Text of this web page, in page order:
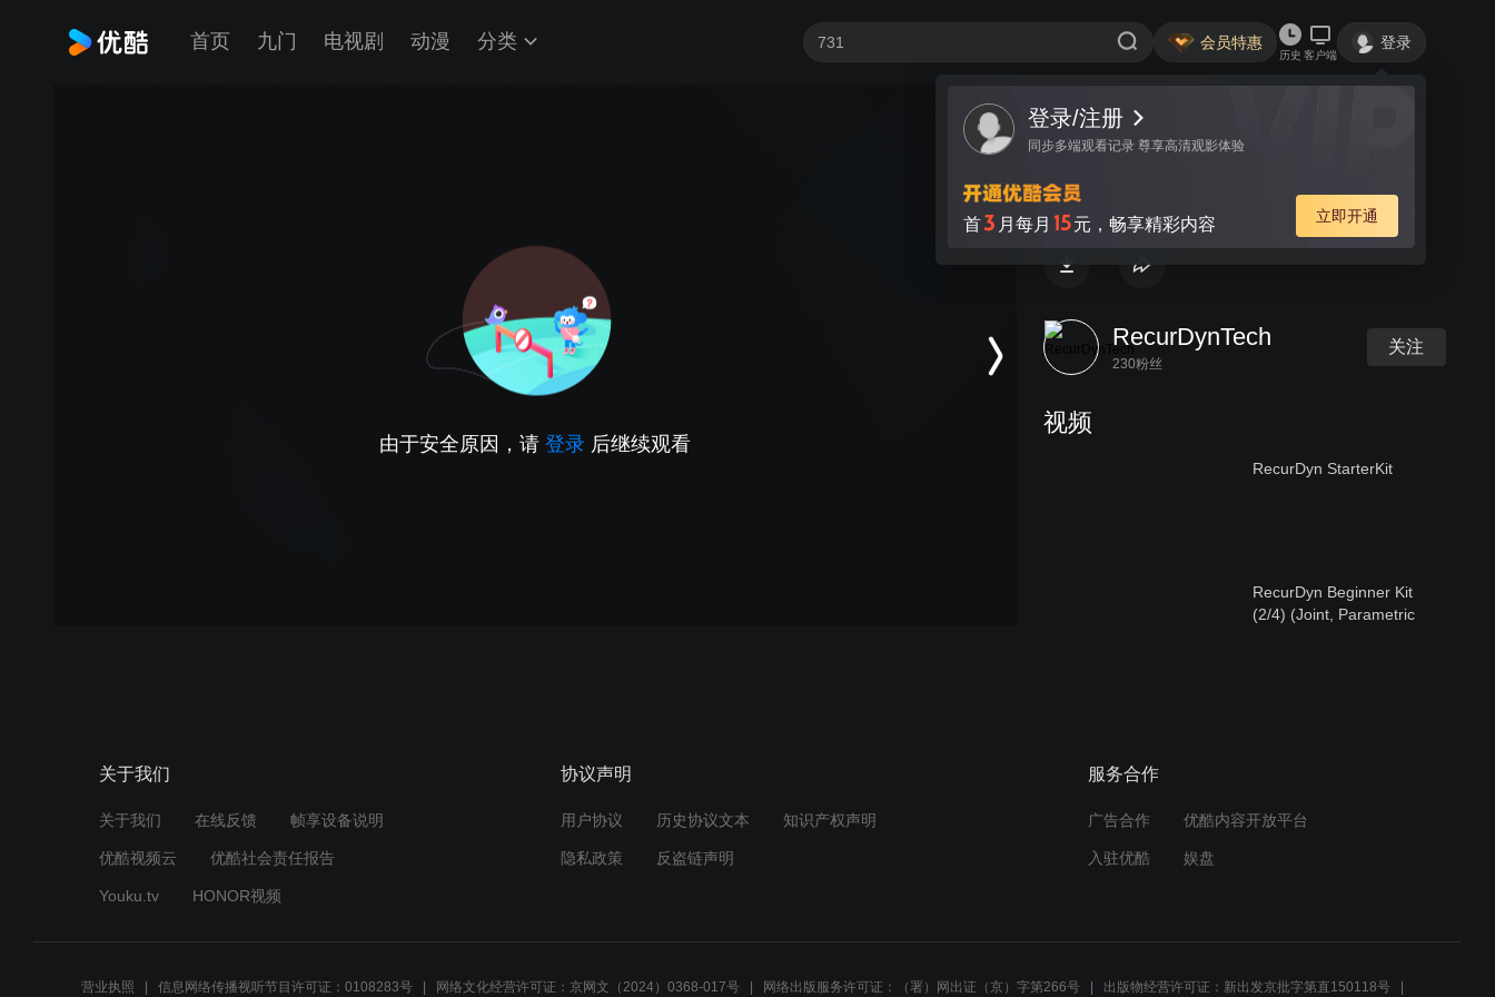
首页 九门 电视剧 动漫 分类 会员特惠
历史 客户端
登录
登录/注册
同步多端观看记录 尊享高清观影体验
首3 月每月 15元，畅享精彩内容 立即开通
由于安全原因，请 登录 后继续观看
视频 讨论
Structural Analysis - 制造机器人
RecurDynTech
230粉丝
关注
视频
RecurDyn StarterKit
RecurDyn Beginner Kit
(2/4) (Joint, Parametric
(4/4) (Simulation, Post-
关于我们
关于我们 在线反馈 帧享设备说明
优酷视频云 优酷社会责任报告
Youku.tv HONOR视频
协议声明
用户协议 历史协议文本 知识产权声明
隐私政策 反盗链声明
服务合作
广告合作 优酷内容开放平台
入驻优酷 娱盘
营业执照 信息网络传播视听节目许可证：0108283号 网络文化经营许可证：京网文（2024）0368-017号 网络出版服务许可证：（署）网出证（京）字第266号 出版物经营许可证：新出发京批字第直150118号